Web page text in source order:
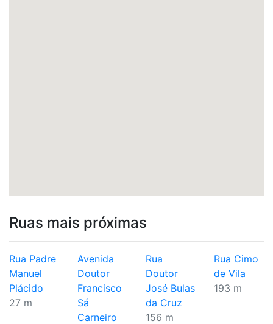
Ruas mais próximas
Rua Padre
Manuel
Plácido
27 m
Avenida
Doutor
Francisco
Sá
Carneiro
Rua
Doutor
José Bulas
da Cruz
156 m
Rua Cimo
de Vila
193 m